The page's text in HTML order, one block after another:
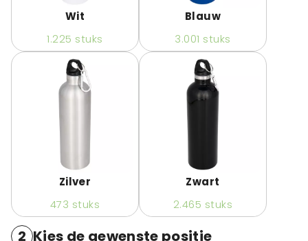
Wit
1.225 stuks
Blauw
3.001 stuks
Zilver
473 stuks
Zwart
2.465 stuks
2 Kies de gewenste positie